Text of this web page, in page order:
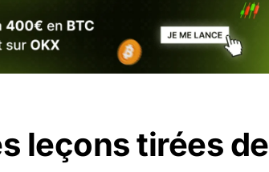
leçons tirées de